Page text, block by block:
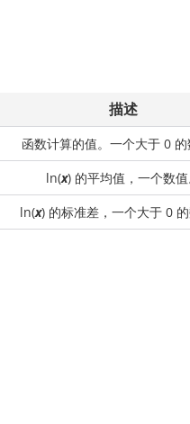
描述
函数计算的值。一个大于 0 的
ln(x) 的平均值，一个数值
ln(x) 的标准差，一个大于 0 的